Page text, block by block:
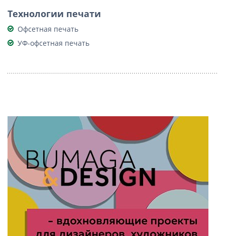
Технологии печати
Офсетная печать
УФ-офсетная печать